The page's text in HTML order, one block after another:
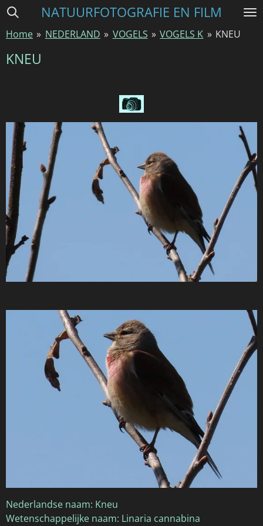
Ga
naar
de
NATUURFOTOGRAFIE EN FILM
Home » NEDERLAND » VOGELS » VOGELS K » KNEU
KNEU
Nederlandse naam: Kneu
Wetenschappelijke naam: Linaria cannabina